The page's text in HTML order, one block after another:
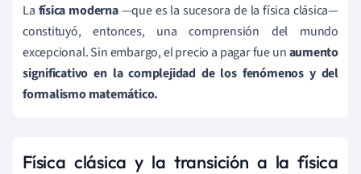
La física moderna—que es la sucesora de la física clásica—
constituyó, entonces, una comprensión del mundo
excepcional. Sin embargo, el precio a pagar fue unaumento
significativo en la complejidad de los fenómenos y del
formalismo matemático.
Física clásica y la transición a la física